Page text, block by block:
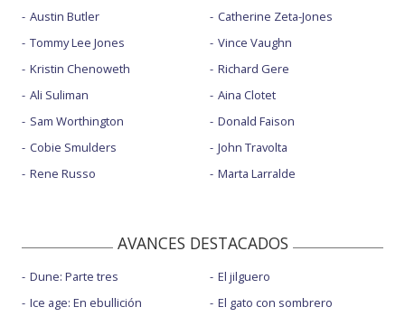
Austin Butler
Tommy Lee Jones
Kristin Chenoweth
Ali Suliman
Sam Worthington
Cobie Smulders
Rene Russo
Catherine Zeta-Jones
Vince Vaughn
Richard Gere
Aina Clotet
Donald Faison
John Travolta
Marta Larralde
AVANCES DESTACADOS
Dune: Parte tres
Ice age: En ebullición
El jilguero
El gato con sombrero